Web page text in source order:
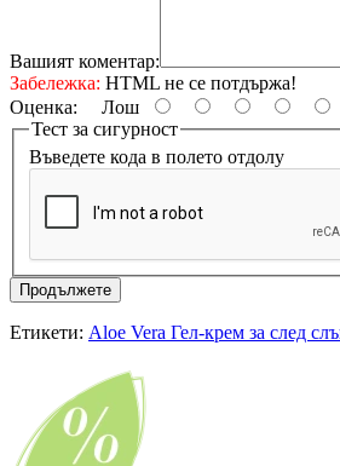
Вашият коментар:
Забележка: HTML не се потдържа!
Оценка: Лош
Тест за сигурност
Въведете кода в полето отдолу
Продължете
Етикети: Aloe Vera Гел-крем за след